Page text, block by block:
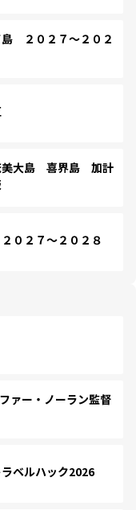
２０２７～２０２
大島 喜界島 加計
２７～２０２８
ァー・ノーラン監督
ベルハック2026